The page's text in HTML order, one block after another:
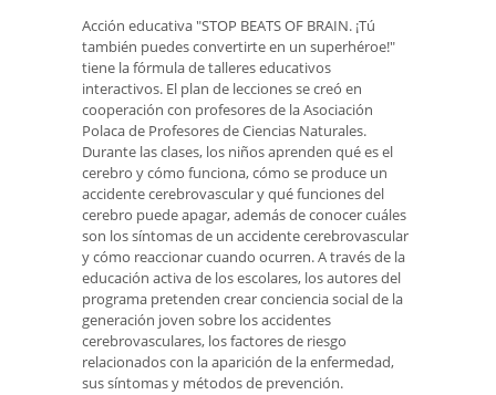
Acción educativa "STOP BEATS OF BRAIN. ¡Tú
también puedes convertirte en un superhéroe!"
tiene la fórmula de talleres educativos
interactivos. El plan de lecciones se creó en
cooperación con profesores de la Asociación
Polaca de Profesores de Ciencias Naturales.
Durante las clases, los niños aprenden qué es el
cerebro y cómo funciona, cómo se produce un
accidente cerebrovascular y qué funciones del
cerebro puede apagar, además de conocer cuáles
son los síntomas de un accidente cerebrovascular
y cómo reaccionar cuando ocurren. A través de la
educación activa de los escolares, los autores del
programa pretenden crear conciencia social de la
generación joven sobre los accidentes
cerebrovasculares, los factores de riesgo
relacionados con la aparición de la enfermedad,
sus síntomas y métodos de prevención.